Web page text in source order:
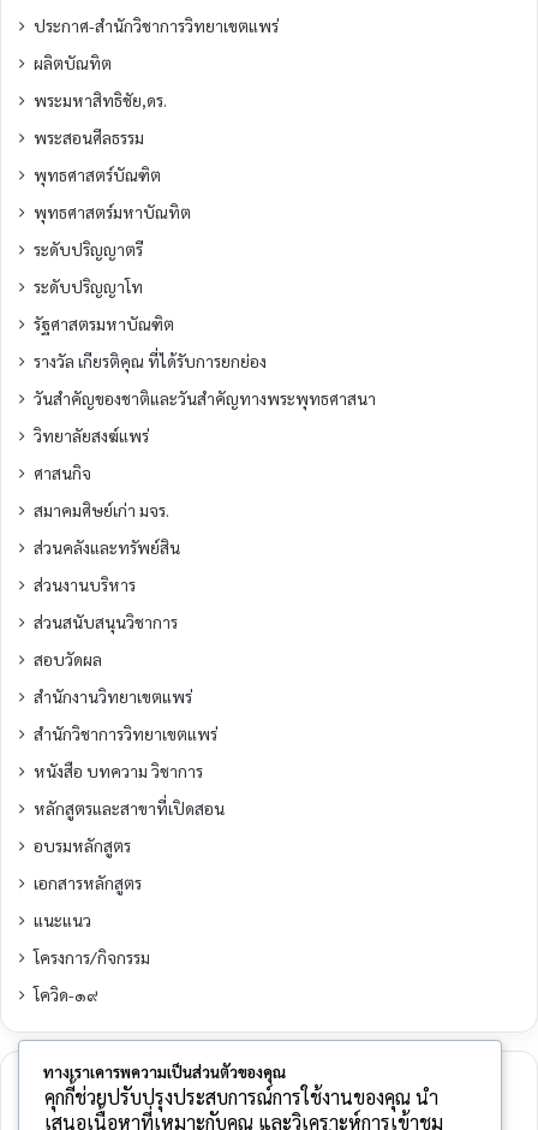
ประกาศ-สำนักวิชาการวิทยาเขตแพร่
ผลิตบัณทิต
พระมหาสิทธิชัย,ดร.
พระสอนศีลธรรม
พุทธศาสตร์บัณฑิต
พุทธศาสตร์มหาบัณทิต
ระดับปริญญาตรี
ระดับปริญญาโท
รัฐศาสตรมหาบัณฑิต
รางวัล เกียรติคุณ ที่ได้รับการยกย่อง
วันสำคัญของชาติและวันสำคัญทางพระพุทธศาสนา
วิทยาลัยสงฆ์แพร่
ศาสนกิจ
สมาคมศิษย์เก่า มจร.
ส่วนคลังและทรัพย์สิน
ส่วนงานบริหาร
ส่วนสนับสนุนวิชาการ
สอบวัดผล
สำนักงานวิทยาเขตแพร่
สำนักวิชาการวิทยาเขตแพร่
หนังสือ บทความ วิชาการ
หลักสูตรและสาขาที่เปิดสอน
อบรมหลักสูตร
เอกสารหลักสูตร
แนะแนว
โครงการ/กิจกรรม
โควิด-๑๙
Meta
ทางเราเคารพความเป็นส่วนตัวของคุณ
คุกกี้ช่วยปรับปรุงประสบการณ์การใช้งานของคุณ นำ
เสนอเนื้อหาที่เหมาะกับคุณ และวิเคราะห์การเข้าชม